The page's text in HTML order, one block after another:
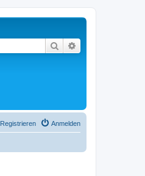
Suche
Anmelden
Registrieren